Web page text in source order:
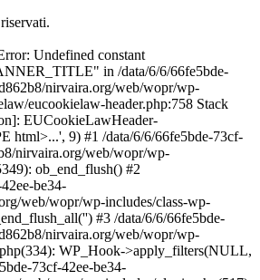
Undefined constant
in /data/6/6/66fe5bde-
nirvaira.org/web/wopr/wp-
eucookielaw-header.php:758 Stack
EUCookieLawHeader-
html>...', 9) #1 /data/6/6/66fe5bde-73cf-
nirvaira.org/web/wopr/wp-
ob_end_flush() #2
be34-
web/wopr/wp-includes/class-wp-
#3 /data/6/6/66fe5bde-
nirvaira.org/web/wopr/wp-
WP_Hook->apply_filters(NULL,
73cf-42ee-be34-